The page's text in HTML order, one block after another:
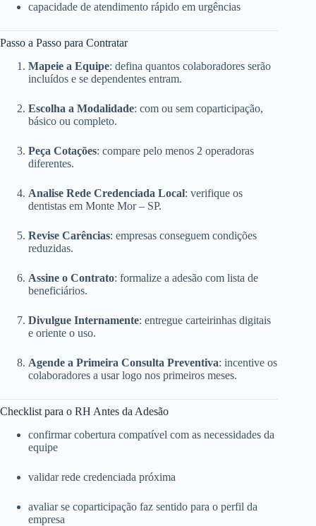
capacidade de atendimento rápido em urgências
Passo a Passo para Contratar
Mapeie a Equipe: defina quantos colaboradores serão
incluídos e se dependentes entram.
Escolha a Modalidade: com ou sem coparticipação,
básico ou completo.
Peça Cotações: compare pelo menos 2 operadoras
diferentes.
Analise Rede Credenciada Local: verifique os
dentistas em Monte Mor – SP.
Revise Carências: empresas conseguem condições
reduzidas.
Assine o Contrato: formalize a adesão com lista de
beneficiários.
Divulgue Internamente: entregue carteirinhas digitais
e oriente o uso.
Agende a Primeira Consulta Preventiva: incentive os
colaboradores a usar logo nos primeiros meses.
Checklist para o RH Antes da Adesão
confirmar cobertura compatível com as necessidades da
equipe
validar rede credenciada próxima
avaliar se coparticipação faz sentido para o perfil da
empresa